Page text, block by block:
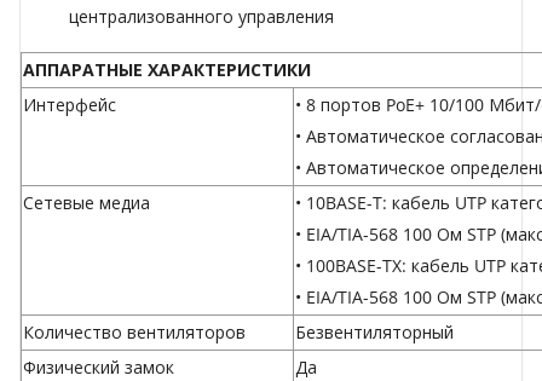
централизованного управления
АППАРАТНЫЕ ХАРАКТЕРИСТИКИ
Интерфейс
• 8 портов PoE+ 10/100
• Автоматическое
• Автоматическое
Сетевые медиа
• 10BASE-T: кабель UTP
• EIA/TIA-568 100 Ом STP
• 100BASE-TX: кабель UTP
• EIA/TIA-568 100 Ом STP
Количество вентиляторов
Безвентиляторный
Физический замок
Да